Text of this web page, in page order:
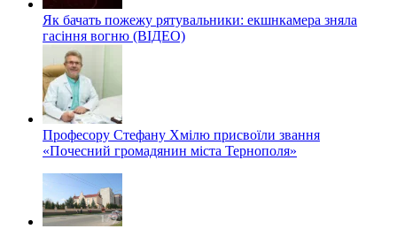
Як бачать пожежу рятувальники: екшнкамера зняла
гасіння вогню (ВІДЕО)
Професору Стефану Хмілю присвоїли звання
«Почесний громадянин міста Тернополя»